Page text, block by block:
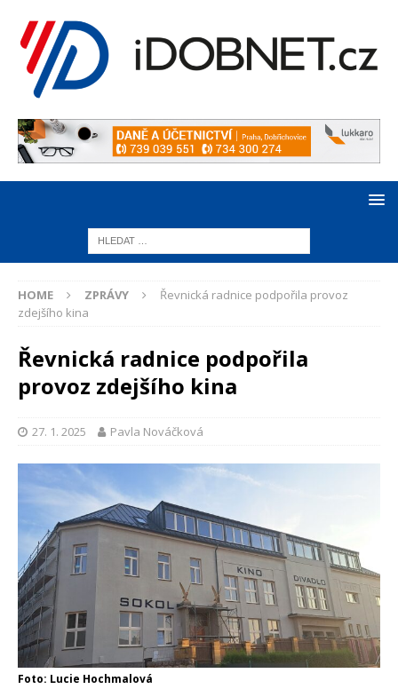
HOME ZPRÁVY
Řevnická radnice podpořila provoz
zdejšího kina
Řevnická radnice podpořila
provoz zdejšího kina
27. 1. 2025 Pavla Nováčková
Foto: Lucie Hochmalová